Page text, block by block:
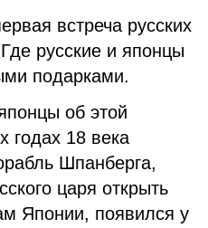
встреча русских
русские и японцы
подарками.
об этой
годах 18 века
Шпанберга,
царя открыть
Японии, появился у